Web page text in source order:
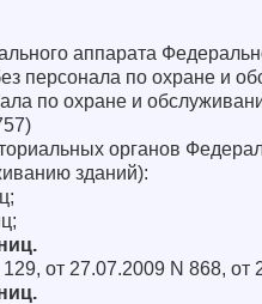
аппарата
персонала по охране и
по охране и
органов
зданий):
от 27.07.2009 N 868, от